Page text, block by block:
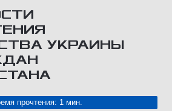
УКРАИНЫ
прочтения: 1 мин.